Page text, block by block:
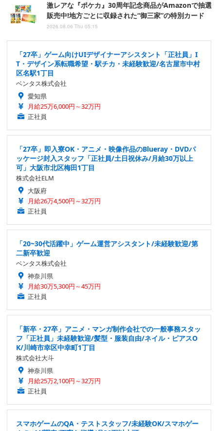
激レアな『ポケカ』30周年記念商品がAmazonで抽選
販売中!地方ごとに収録された“御三家”の特別カード
2026.08.06 Thu 05:15
「27卒」ゲーム向けUIデザイナーアシスタント「正社員」I
T・デザイン系転職希望・駅チカ・未経験歓迎/名古屋市中村
区名駅1丁目
ベンタス株式会社
愛知県
月給25万6,000円～32万円
正社員
「27卒」即入寮OK・アニメ・映像作品のBlueray・DVDパ
ッケージ封入スタッフ「正社員/土日祝休み/月給30万以上
可」大阪市北区梅田1丁目
株式会社ELM
大阪府
月給26万4,500円～32万円
正社員
「20~30代活躍中」ゲーム運営アシスタント/未経験歓迎/第
二新卒歓迎
ベンタス株式会社
神奈川県
月給30万5,300円～45万円
正社員
「新卒・27卒」アニメ・マンガ制作会社での一般事務スタッ
フ「正社員」未経験歓迎/髪型・服装自由/ネイル・ピアスO
K/川崎市幸区中幸町1丁目
株式会社大斗
神奈川県
月給25万2,100円～32万円
正社員
スマホゲームのQA・テストスタッフ/未経験OK/スマホゲー